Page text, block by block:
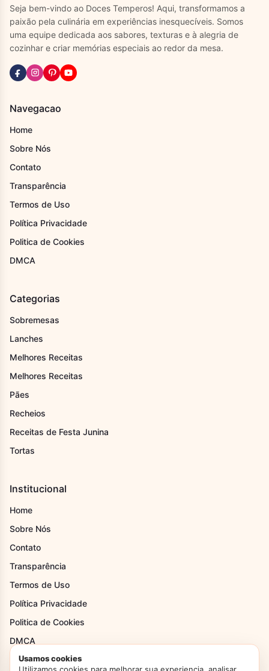
Seja bem-vindo ao Doces Temperos! Aqui, transformamos a
paixão pela culinária em experiências inesquecíveis. Somos
uma equipe dedicada aos sabores, texturas e à alegria de
cozinhar e criar memórias especiais ao redor da mesa.
Navegacao
Home
Sobre Nós
Contato
Transparência
Termos de Uso
Política Privacidade
Politica de Cookies
DMCA
Categorias
Sobremesas
Lanches
Melhores Receitas
Melhores Receitas
Pães
Recheios
Receitas de Festa Junina
Tortas
Institucional
Home
Sobre Nós
Contato
Transparência
Termos de Uso
Política Privacidade
Politica de Cookies
DMCA
Usamos cookies